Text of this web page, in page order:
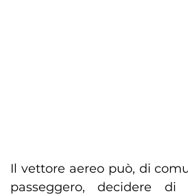
Il vettore aereo può, di
passeggero, decidere